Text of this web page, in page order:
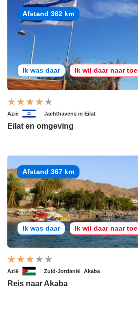
Afstand 362 km
Ik was daar Ik wil daar naar toe
Azië Jachthavens in Eilat
Eilat en omgeving
Afstand 367 km
Ik was daar Ik wil daar naar toe
Azië Zuid-Jordanië Akaba
Reis naar Akaba